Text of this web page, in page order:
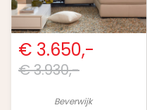
€ 3.650,-
€ 3.930,-
Beverwijk